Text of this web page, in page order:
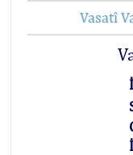
Vasatî